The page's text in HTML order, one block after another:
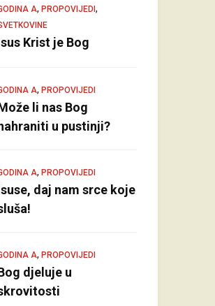
A, PROPOVIJEDI ,
Krist je Bog
A, PROPOVIJEDI
li nas Bog
u pustinji?
A, PROPOVIJEDI
daj nam srce koje
A, PROPOVIJEDI
djeluje u